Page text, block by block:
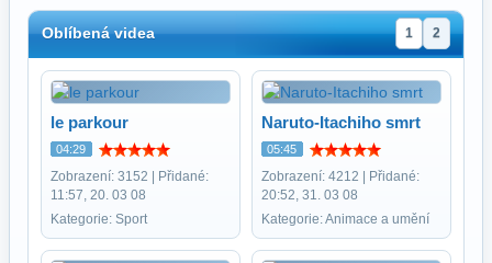
Oblíbená videa 1 2
le parkour
04:29
Zobrazení: 3152 | Přidané:
11:57, 20. 03 08
Kategorie: Sport
Naruto-Itachiho smrt
05:45
Zobrazení: 4212 | Přidané:
20:52, 31. 03 08
Kategorie: Animace a umění